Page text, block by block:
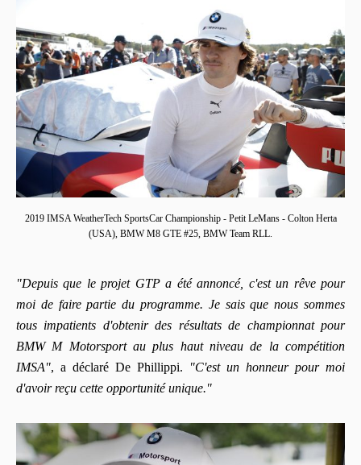
2019 IMSA WeatherTech SportsCar Championship - Petit LeMans - Colton Herta
(USA), BMW M8 GTE #25, BMW Team RLL.
"Depuis que le projet GTP a été annoncé, c'est un rêve pour
moi de faire partie du programme. Je sais que nous sommes
tous impatients d'obtenir des résultats de championnat pour
BMW M Motorsport au plus haut niveau de la compétition
IMSA", a déclaré De Phillippi.
"C'est un honneur pour moi
d'avoir reçu cette opportunité unique."